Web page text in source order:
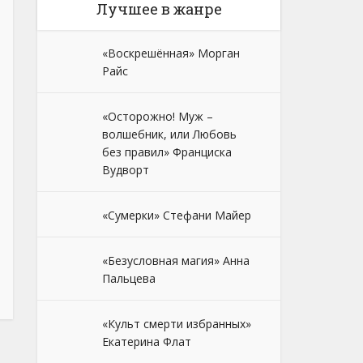
Лучшее в жанре
«Воскрешённая» Морган
Райс
«Осторожно! Муж –
волшебник, или Любовь
без правил» Франциска
Вудворт
«Сумерки» Стефани Майер
«Безусловная магия» Анна
Пальцева
«Культ смерти избранных»
Екатерина Флат